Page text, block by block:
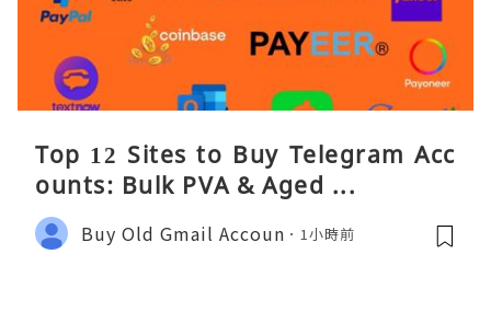
Top 12 Sites to Buy Telegram Acc
ounts: Bulk PVA & Aged ...
Buy Old Gmail Accoun 1小時前